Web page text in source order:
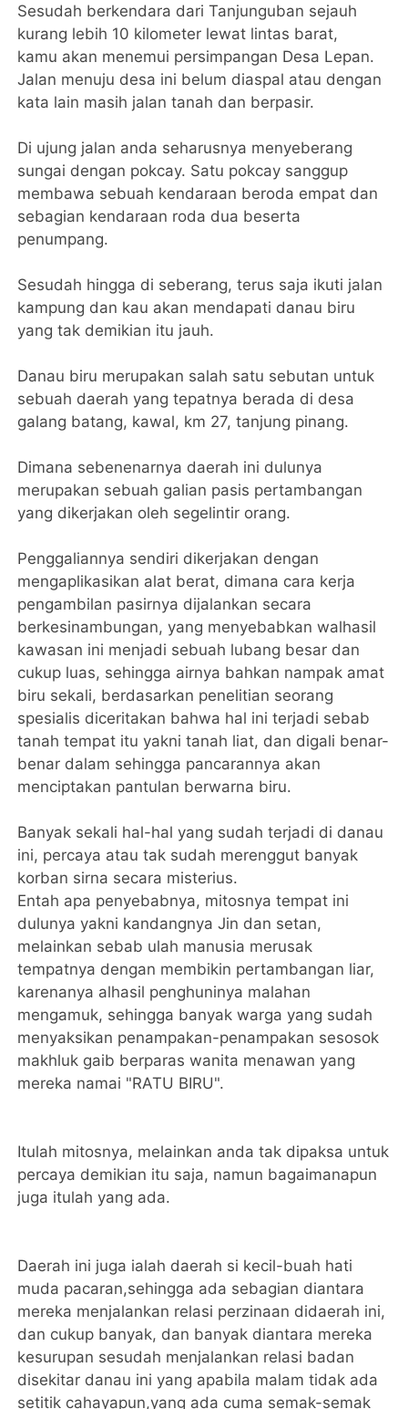
Sesudah berkendara dari Tanjunguban sejauh
kurang lebih 10 kilometer lewat lintas barat,
kamu akan menemui persimpangan Desa Lepan.
Jalan menuju desa ini belum diaspal atau dengan
kata lain masih jalan tanah dan berpasir.
Di ujung jalan anda seharusnya menyeberang
sungai dengan pokcay. Satu pokcay sanggup
membawa sebuah kendaraan beroda empat dan
sebagian kendaraan roda dua beserta
penumpang.
Sesudah hingga di seberang, terus saja ikuti jalan
kampung dan kau akan mendapati danau biru
yang tak demikian itu jauh.
Danau biru merupakan salah satu sebutan untuk
sebuah daerah yang tepatnya berada di desa
galang batang, kawal, km 27, tanjung pinang.
Dimana sebenenarnya daerah ini dulunya
merupakan sebuah galian pasis pertambangan
yang dikerjakan oleh segelintir orang.
Penggaliannya sendiri dikerjakan dengan
mengaplikasikan alat berat, dimana cara kerja
pengambilan pasirnya dijalankan secara
berkesinambungan, yang menyebabkan walhasil
kawasan ini menjadi sebuah lubang besar dan
cukup luas, sehingga airnya bahkan nampak amat
biru sekali, berdasarkan penelitian seorang
spesialis diceritakan bahwa hal ini terjadi sebab
tanah tempat itu yakni tanah liat, dan digali benar-
benar dalam sehingga pancarannya akan
menciptakan pantulan berwarna biru.
Banyak sekali hal-hal yang sudah terjadi di danau
ini, percaya atau tak sudah merenggut banyak
korban sirna secara misterius.
Entah apa penyebabnya, mitosnya tempat ini
dulunya yakni kandangnya Jin dan setan,
melainkan sebab ulah manusia merusak
tempatnya dengan membikin pertambangan liar,
karenanya alhasil penghuninya malahan
mengamuk, sehingga banyak warga yang sudah
menyaksikan penampakan-penampakan sesosok
makhluk gaib berparas wanita menawan yang
mereka namai "RATU BIRU".
Itulah mitosnya, melainkan anda tak dipaksa untuk
percaya demikian itu saja, namun bagaimanapun
juga itulah yang ada.
Daerah ini juga ialah daerah si kecil-buah hati
muda pacaran,sehingga ada sebagian diantara
mereka menjalankan relasi perzinaan didaerah ini,
dan cukup banyak, dan banyak diantara mereka
kesurupan sesudah menjalankan relasi badan
disekitar danau ini yang apabila malam tidak ada
setitik cahayapun,yang ada cuma semak-semak